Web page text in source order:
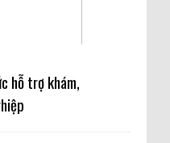
hỗ trợ khám,